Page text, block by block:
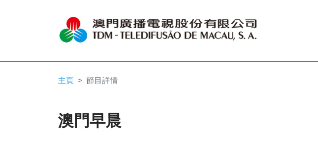
主頁 節目詳情
澳門早晨